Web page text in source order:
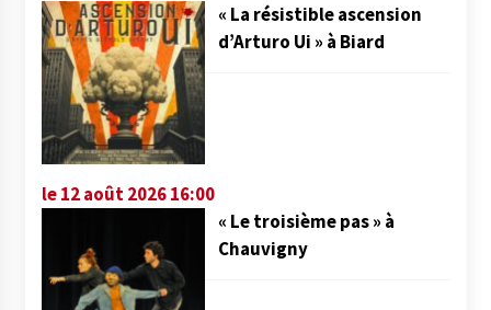
« La résistible ascension
d’Arturo Ui » à Biard
le 12 août 2026 16:00
« Le troisième pas » à
Chauvigny